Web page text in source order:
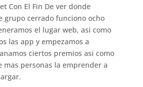
Con El Fin De ver donde
grupo cerrado funciono ocho
el lugar web, asi­ como
las app y empezamos a
ciertos premios asi­ como
mas personas la emprender a